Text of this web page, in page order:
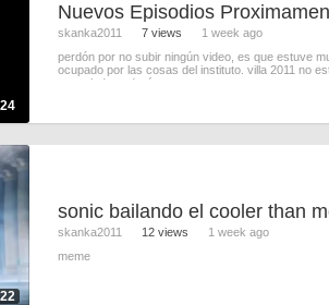
Nuevos Episodios
skanka2011 7 views
1 week ago
perdón por no subir ningún video, es que estuve
ocupado por las cosas del instituto. villa 2011 no
cancelado, todavía e
sonic bailando el cooler than
skanka2011 12 views
1 week ago
meme